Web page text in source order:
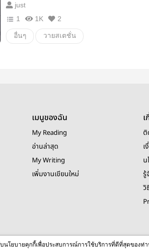
just
1
1K 2
อื่นๆ วายสเตชั่น
เมนูของฉัน
My Reading
อ่านล่าสุด
My Writing
เพิ่มงานเขียนใหม่
ติ
เ
น
รู้
วิ
© 2026 readAwrite.com by
This site is protected by reCAPTCHA and
นโยบายคุกกี้เพื่อประสบการณ์การใช้บริการที่ดีที่สุดของ